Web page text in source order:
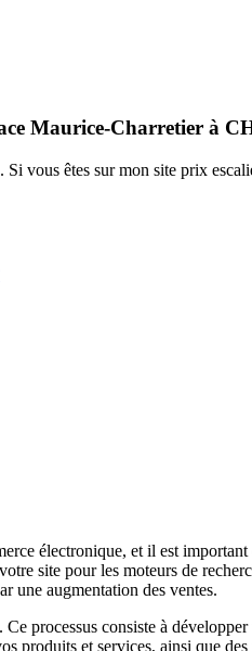
Maurice-Charretier à
vous êtes sur mon site prix
électronique, et il est
site pour les moteurs de
une augmentation des ventes.
processus consiste à
produits et services, ainsi que